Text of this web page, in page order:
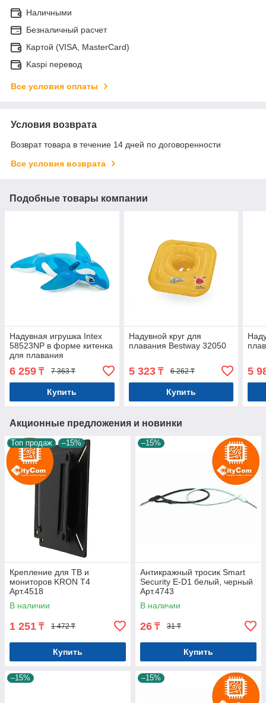
Наличными
Безналичный расчет
Картой (VISA, MasterCard)
Kaspi перевод
Все условия оплаты
Условия возврата
Возврат товара в течение 14 дней по договоренности
Все условия возврата
Подобные товары компании
Надувная игрушка Intex
58523NP в форме китенка
для плавания
6 259 ₸ 7 363 ₸
Купить
Надувной круг для
плавания Bestway 32050
5 323₸ 6 262 ₸
Купить
5
Акционные предложения и новинки
Топ продаж –15%
Крепление для ТВ и
мониторов KRON T4
Арт.4518
В наличии
1 251 ₸ 1 472 ₸
Купить
–15%
Антикражный тросик Smart
Security E-D1 белый, черный
Арт.4743
В наличии
26 ₸ 31 ₸
Купить
–15% –15%